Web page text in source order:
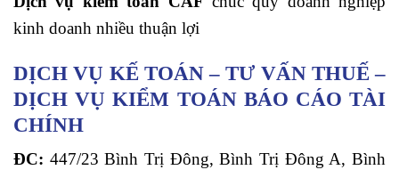
kinh doanh nhiều thuận lợi
DỊCH VỤ KẾ TOÁN – TƯ VẤN THUẾ –
DỊCH VỤ KIỂM TOÁN BÁO CÁO TÀI
CHÍNH
ĐC: 447/23 Bình Trị Đông, Bình Trị Đông A, Bình